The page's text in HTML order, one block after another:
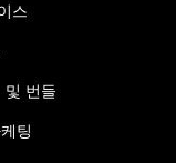
스
및 번들
팅